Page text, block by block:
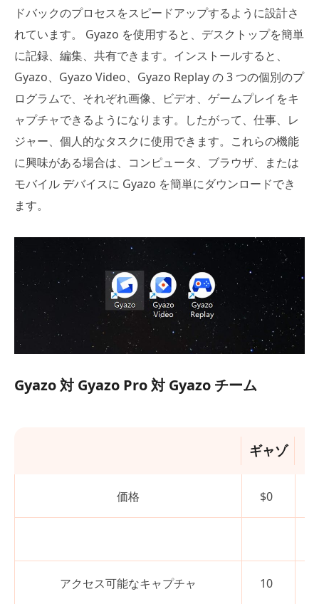
ドバックのプロセスをスピードアップするように設計さ
れています。 Gyazo を使用すると、デスクトップを簡単
に記録、編集、共有できます。インストールすると、
Gyazo、Gyazo Video、Gyazo Replay の 3 つの個別のプ
ログラムで、それぞれ画像、ビデオ、ゲームプレイをキ
ャプチャできるようになります。したがって、仕事、レ
ジャー、個人的なタスクに使用できます。これらの機能
に興味がある場合は、コンピュータ、ブラウザ、または
モバイル デバイスに Gyazo を簡単にダウンロードでき
ます。
Gyazo 対 Gyazo Pro 対 Gyazo チーム
ギャゾ
価格 $0
アクセス可能なキャプチャ 10